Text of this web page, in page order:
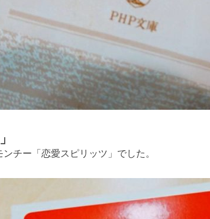
チー「恋愛スピリッツ」でした。